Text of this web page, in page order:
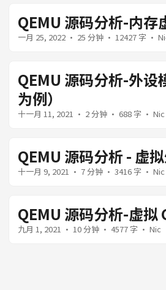
QEMU 源码分析-内存
一月 25, 2022 · 25 分钟 · 12427 字 ·
QEMU 源码分析-外设
为例）
十一月 11, 2021 · 2 分钟 · 688 字 · Nic
QEMU 源码分析 - 虚
十一月 9, 2021 · 7 分钟 · 3416 字 · Nic
QEMU 源码分析-虚拟
九月 1, 2021 · 10 分钟 · 4577 字 · Nic